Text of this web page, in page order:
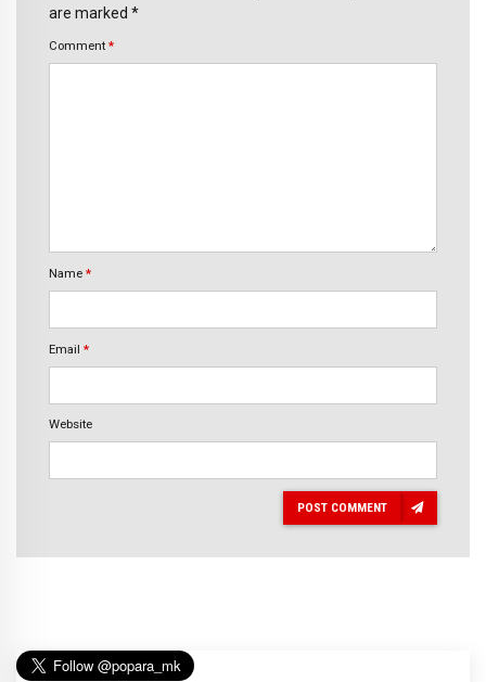
are marked *
Comment *
Name *
Email *
Website
POST COMMENT